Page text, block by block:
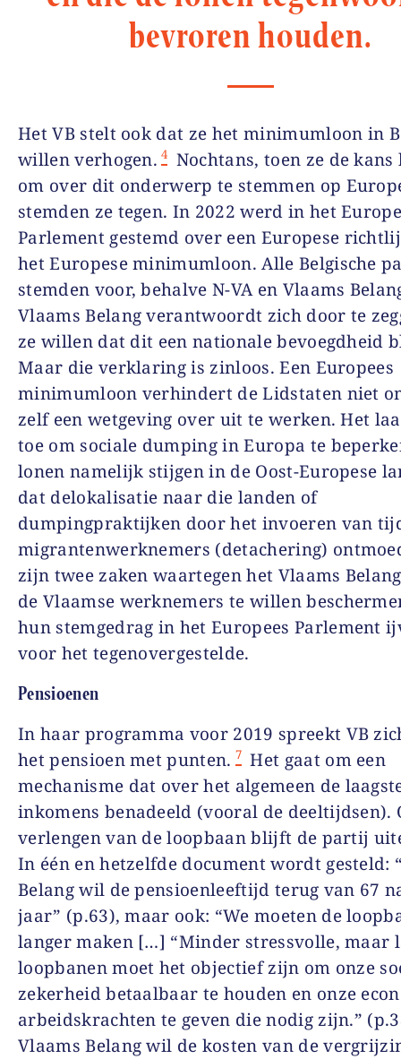
bevroren houden.
Het VB stelt ook dat ze het minimumloon in
willen verhogen. 4 Nochtans, toen ze de kans
om over dit onderwerp te stemmen op
stemden ze tegen. In 2022 werd in het
Parlement gestemd over een Europese
het Europese minimumloon. Alle Belgische
stemden voor, behalve N-VA en Vlaams
Vlaams Belang verantwoordt zich door te
ze willen dat dit een nationale bevoegdheid
Maar die verklaring is zinloos. Een Europees
minimumloon verhindert de Lidstaten niet
zelf een wetgeving over uit te werken. Het
toe om sociale dumping in Europa te
lonen namelijk stijgen in de Oost-Europese
dat delokalisatie naar die landen of
dumpingpraktijken door het invoeren van
migrantenwerknemers (detachering)
zijn twee zaken waartegen het Vlaams
de Vlaamse werknemers te willen
hun stemgedrag in het Europees Parlement
voor het tegenovergestelde.
Pensioenen
In haar programma voor 2019 spreekt VB
het pensioen met punten. 7 Het gaat om een
mechanisme dat over het algemeen de
inkomens benadeeld (vooral de deeltijdsen).
verlengen van de loopbaan blijft de partij
In één en hetzelfde document wordt gesteld:
Belang wil de pensioenleeftijd terug van 67
jaar” (p.63), maar ook: “We moeten de
langer maken […] “Minder stressvolle, maar
loopbanen moet het objectief zijn om onze
zekerheid betaalbaar te houden en onze
arbeidskrachten te geven die nodig zijn.”
Vlaams Belang wil de kosten van de